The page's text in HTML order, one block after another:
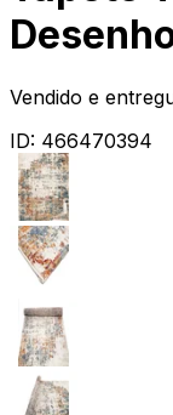
Vendido e
ID: 466470394